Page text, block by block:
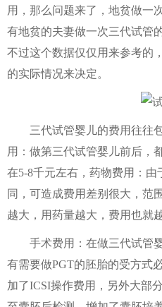
用，那么问题来了，地贫做一
有地贫的夫妻做一次三代试管
不过这个数据仅仅用来参考的
的实际情况来决定。
三代试管婴儿的费用往往包
用：做第三代试管婴儿前后，
在5-8千元左右，药物费用：
同，可造成费用差别很大，范
越大，用药量越大，费用也就越
手术费用：在做三代试管婴
有需要做PGT的胚胎的受方式
加了ICSI操作费用，另外大部